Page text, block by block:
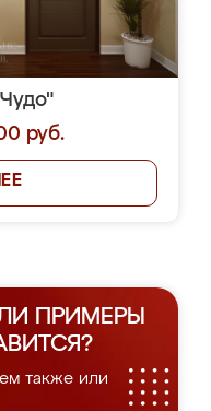
руб.
ПРИМЕРЫ
также или